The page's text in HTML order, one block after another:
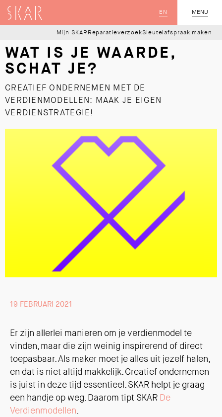
MENU
SLUIT
EN
SKAR
Mijn SKAR ReparatieverzoekSleutelafspraak maken
WAT IS JE WAARDE,
SCHAT JE?
CREATIEF ONDERNEMEN MET DE
VERDIENMODELLEN: MAAK JE EIGEN
VERDIENSTRATEGIE!
19 FEBRUARI 2021
Er zijn allerlei manieren om je verdienmodel te
vinden, maar die zijn weinig inspirerend of direct
toepasbaar. Als maker moet je alles uit jezelf halen,
en dat is niet altijd makkelijk. Creatief ondernemen
is juist in deze tijd essentieel. SKAR helpt je graag
een handje op weg. Daarom tipt SKAR De
Verdienmodellen.